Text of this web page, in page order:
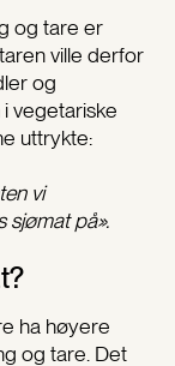
og tare er
ville derfor
og
i vegetariske
uttrykte:
vi
sjømat på».
ha høyere
og tare. Det